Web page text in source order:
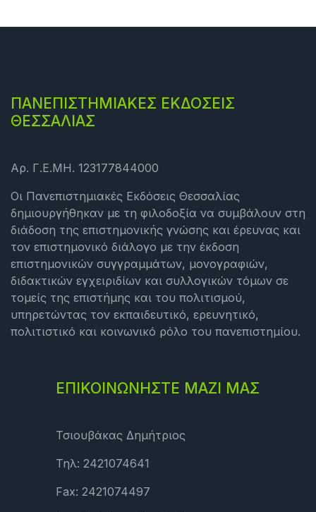
ΠΑΝΕΠΙΣΤΗΜΙΑΚΕΣ ΕΚΔΟΣΕΙΣ
ΘΕΣΣΑΛΙΑΣ
Αρ. Γ.Ε.ΜΗ. 123177844000
Οι Πανεπιστημιακές Εκδόσεις Θεσσαλίας
δημιουργήθηκαν με τη φιλοδοξία να συμβάλουν στη
διάδοση της επιστημονικής γνώσης και έρευνας και
τον επιστημονικό διάλογο με την έκδοση
επιστημονικών συγγραμμάτων, μονογραφιών,
διδακτικών εγχειριδίων και συλλογικών τόμων σε
τομείς της επιστήμης και του πολιτισμού,
υπηρετώντας τον εκπαιδευτικό, ερευνητικό,
πολιτιστικό και κοινωνικό ρόλο του πανεπιστημίου.
ΕΠΙΚΟΙΝΩΝΗΣΤΕ ΜΑΖΙ ΜΑΣ
Τσιουβάκας Δημήτριος
Τηλ: 2421074641
Fax: 2421074497